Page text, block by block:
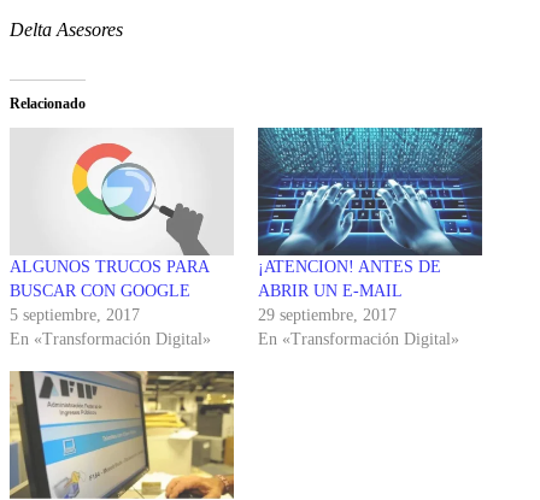
Delta Asesores
Relacionado
ALGUNOS TRUCOS PARA
BUSCAR CON GOOGLE
5 septiembre, 2017
En «Transformación Digital»
¡ATENCION! ANTES DE
ABRIR UN E-MAIL
29 septiembre, 2017
En «Transformación Digital»